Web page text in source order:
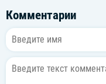
Комментарии